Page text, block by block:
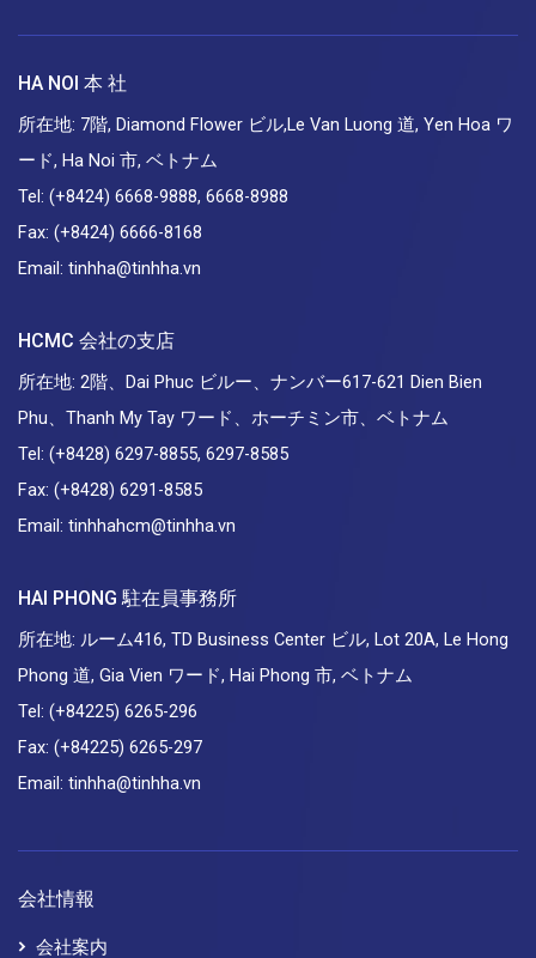
HA NOI 本 社
所在地: 7階, Diamond Flower ビル,Le Van Luong 道, Yen Hoa ワ
ード, Ha Noi 市, ベトナム
Tel: (+8424) 6668-9888, 6668-8988
Fax: (+8424) 6666-8168
Email: tinhha@tinhha.vn
HCMC 会社の支店
所在地: 2階、Dai Phuc ビルー、ナンバー617-621 Dien Bien
Phu、Thanh My Tay ワード、ホーチミン市、ベトナム
Tel: (+8428) 6297-8855, 6297-8585
Fax: (+8428) 6291-8585
Email: tinhhahcm@tinhha.vn
HAI PHONG 駐在員事務所
所在地: ルーム416, TD Business Center ビル, Lot 20A, Le Hong
Phong 道, Gia Vien ワード, Hai Phong 市, ベトナム
Tel: (+84225) 6265-296
Fax: (+84225) 6265-297
Email: tinhha@tinhha.vn
会社情報
会社案内